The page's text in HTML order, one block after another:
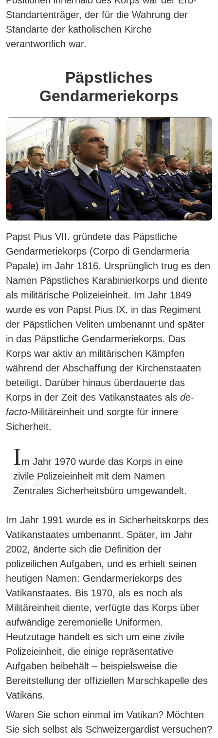
Standartenträger, der für die Wahrung der
Standarte der katholischen Kirche
verantwortlich war.
Päpstliches
Gendarmeriekorps
Papst Pius VII. gründete das Päpstliche
Gendarmeriekorps (Corpo di Gendarmeria
Papale) im Jahr 1816. Ursprünglich trug es den
Namen Päpstliches Karabinierkorps und diente
als militärische Polizeieinheit. Im Jahr 1849
wurde es von Papst Pius IX. in das Regiment
der Päpstlichen Veliten umbenannt und später
in das Päpstliche Gendarmeriekorps. Das
Korps war aktiv an militärischen Kämpfen
während der Abschaffung der Kirchenstaaten
beteiligt. Darüber hinaus überdauerte das
Korps in der Zeit des Vatikanstaates als de-
facto-Militäreinheit und sorgte für innere
Sicherheit.
Im Jahr 1970 wurde das Korps in eine
zivile Polizeieinheit mit dem Namen
Zentrales Sicherheitsbüro umgewandelt.
Im Jahr 1991 wurde es in Sicherheitskorps des
Vatikanstaates umbenannt. Später, im Jahr
2002, änderte sich die Definition der
polizeilichen Aufgaben, und es erhielt seinen
heutigen Namen: Gendarmeriekorps des
Vatikanstaates. Bis 1970, als es noch als
Militäreinheit diente, verfügte das Korps über
aufwändige zeremonielle Uniformen.
Heutzutage handelt es sich um eine zivile
Polizeieinheit, die einige repräsentative
Aufgaben beibehält – beispielsweise die
Bereitstellung der offiziellen Marschkapelle des
Vatikans.
Waren Sie schon einmal im Vatikan? Möchten
Sie sich selbst als Schweizergardist versuchen?